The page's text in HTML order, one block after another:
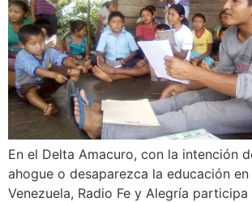
En el Delta Amacuro, con la intención
ahogue o desaparezca la educación
Venezuela, Radio Fe y Alegría